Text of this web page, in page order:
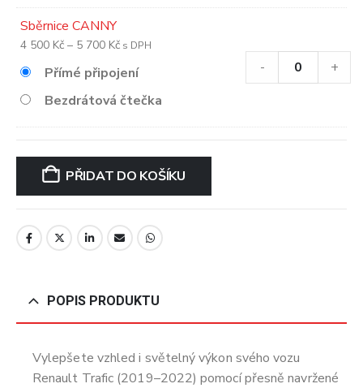
Sběrnice CANNY
4 500 Kč – 5 700 KčRozpětí
cen:
500 Kč
5
700 Kč
s DPH
Přímé připojení
Bezdrátová čtečka
- +
PŘIDAT DO KOŠÍKU
POPIS PRODUKTU
Vylepšete vzhled i světelný výkon svého vozu
Renault Trafic (2019–2022) pomocí přesně navržené